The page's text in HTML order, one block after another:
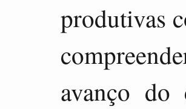
produtivas
avanço do